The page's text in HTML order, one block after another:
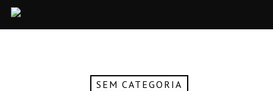
SEM CATEGORIA